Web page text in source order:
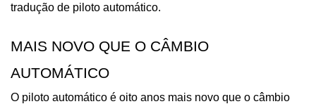
tradução de piloto automático.
MAIS NOVO QUE O CÂMBIO
AUTOMÁTICO
O piloto automático é oito anos mais novo que o câmbio